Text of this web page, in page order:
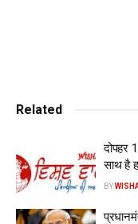
और गोवा के मुख्यमंत्री
मीटिंग को संबोधित करते
चंगुल से आज़ाद हो गया है।
फैसला। नाकामी कांग्रेस
Related
दोपहर
साथ है
BY